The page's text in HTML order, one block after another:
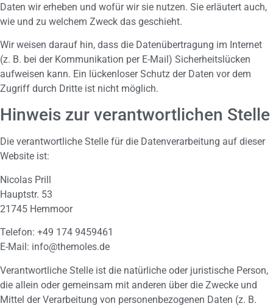
Daten wir erheben und wofür wir sie nutzen. Sie erläutert auch,
wie und zu welchem Zweck das geschieht.
Wir weisen darauf hin, dass die Datenübertragung im Internet
(z. B. bei der Kommunikation per E-Mail) Sicherheitslücken
aufweisen kann. Ein lückenloser Schutz der Daten vor dem
Zugriff durch Dritte ist nicht möglich.
Hinweis zur verantwortlichen Stelle
Die verantwortliche Stelle für die Datenverarbeitung auf dieser
Website ist:
Nicolas Prill
Hauptstr. 53
21745 Hemmoor
Telefon: +49 174 9459461
E-Mail: info@themoles.de
Verantwortliche Stelle ist die natürliche oder juristische Person,
die allein oder gemeinsam mit anderen über die Zwecke und
Mittel der Verarbeitung von personenbezogenen Daten (z. B.